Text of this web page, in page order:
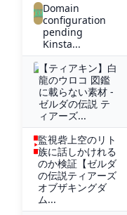
Domain
configuration
pending
Kinsta...
【ティアキン】白
龍のウロコ 図鑑
に載らない素材 -
ゼルダの伝説 テ
ィアーズ...
監視砦上空のリト
族に話しかけれる
のか検証【ゼルダ
の伝説ティアーズ
オブザキングダ
ム...